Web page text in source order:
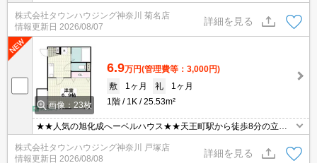
置き場（原付）あります★★
株式会社タウンハウジング神奈川 菊名店
情報更新日 2026/08/07
詳細を見る
画像：23枚
6.9万円(管理費等：3,000円)
敷
1ヶ月 礼
1ヶ月
1階
1K 25.53m²
★★人気の旭化成へーベルハウス★★天王町駅から徒歩8分の立地
置き場（原付）あります★★
株式会社タウンハウジング神奈川 戸塚店
情報更新日 2026/08/08
詳細を見る